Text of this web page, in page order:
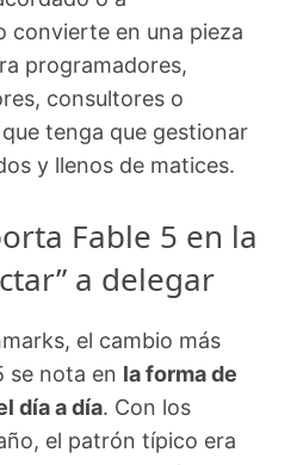
convierte en una pieza
programadores,
consultores o
tenga que gestionar
y llenos de matices.
Fable 5 en la
a delegar
el cambio más
se nota en la forma de
día a día. Con los
el patrón típico era